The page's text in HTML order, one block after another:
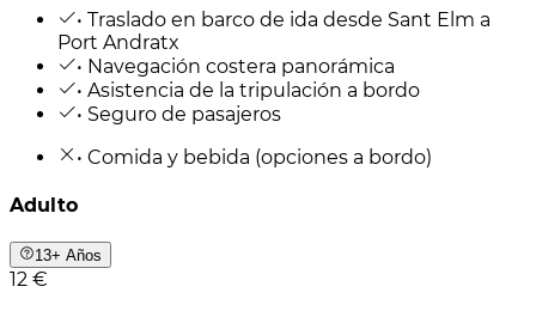
• Traslado en barco de ida desde Sant Elm a
Port Andratx
• Navegación costera panorámica
• Asistencia de la tripulación a bordo
• Seguro de pasajeros
• Comida y bebida (opciones a bordo)
Adulto
13+ Años
12 €